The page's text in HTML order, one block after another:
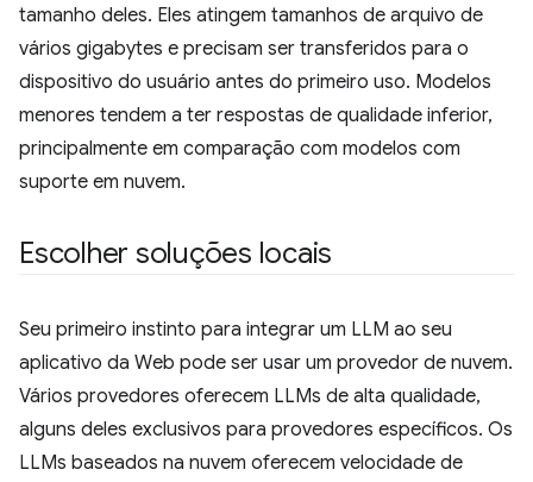
tamanho deles. Eles atingem tamanhos de arquivo de
vários gigabytes e precisam ser transferidos para o
dispositivo do usuário antes do primeiro uso. Modelos
menores tendem a ter respostas de qualidade inferior,
principalmente em comparação com modelos com
suporte em nuvem.
Escolher soluções locais
Seu primeiro instinto para integrar um LLM ao seu
aplicativo da Web pode ser usar um provedor de nuvem.
Vários provedores oferecem LLMs de alta qualidade,
alguns deles exclusivos para provedores específicos. Os
LLMs baseados na nuvem oferecem velocidade de